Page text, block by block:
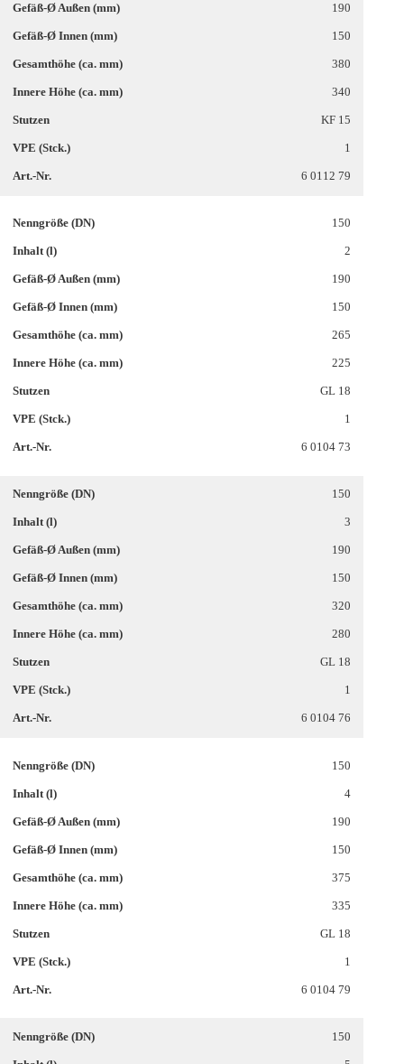
190
150
380
340
KF 15
1
6 0112 79
150
2
190
150
265
225
GL 18
1
6 0104 73
150
3
190
150
320
280
GL 18
1
6 0104 76
150
4
190
150
375
335
GL 18
1
6 0104 79
150